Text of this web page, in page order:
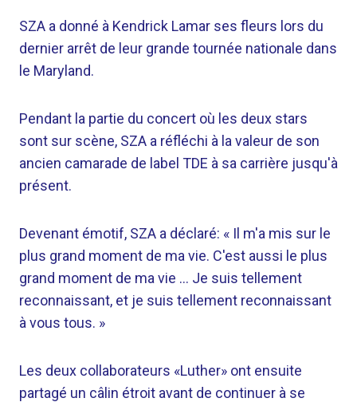
SZA a donné à Kendrick Lamar ses fleurs lors du
dernier arrêt de leur grande tournée nationale dans
le Maryland.
Pendant la partie du concert où les deux stars
sont sur scène, SZA a réfléchi à la valeur de son
ancien camarade de label TDE à sa carrière jusqu'à
présent.
Devenant émotif, SZA a déclaré: « Il m'a mis sur le
plus grand moment de ma vie. C'est aussi le plus
grand moment de ma vie … Je suis tellement
reconnaissant, et je suis tellement reconnaissant
à vous tous. »
Les deux collaborateurs «Luther» ont ensuite
partagé un câlin étroit avant de continuer à se